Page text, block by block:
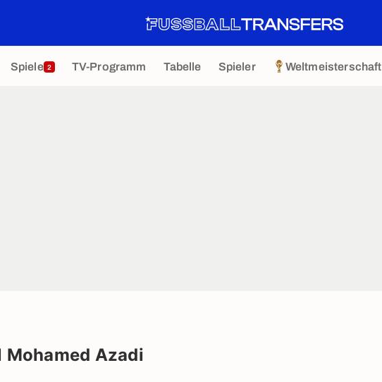
Spiele 2 TV-Programm Tabelle Spieler Weltmeisterschaft
Mohamed Azadi